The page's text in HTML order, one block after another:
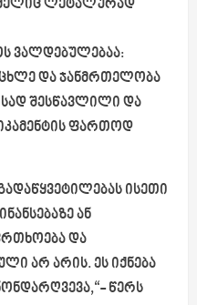
ლეტალურად
ვალდებულებაა:
და ჯანმრთელობა
შესწავლილი და
ფართოდ
ისეთი
ან
და
არ არის. ეს იქნება
წერს